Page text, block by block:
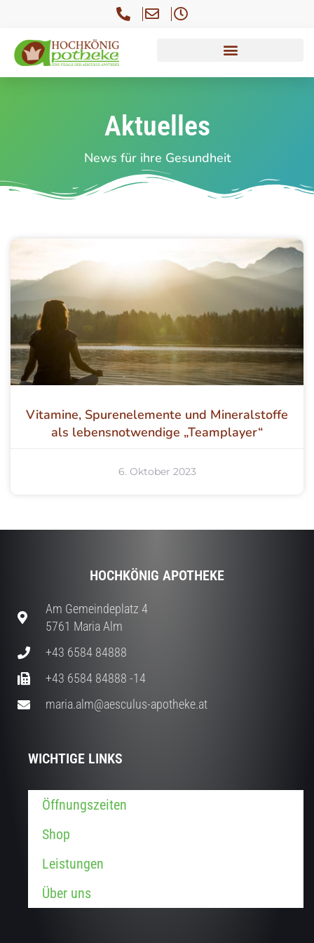
Aktuelles
News für ihre Gesundheit
Vitamine, Spurenelemente und Mineralstoffe
als lebensnotwendige „Teamplayer“
6. Oktober 2023
HOCHKÖNIG APOTHEKE
Am Gemeindeplatz 4
5761 Maria Alm
+43 6584 84888
+43 6584 84888 -14
maria.alm@aesculus-apotheke.at
WICHTIGE LINKS
Öffnungszeiten
Shop
Leistungen
Über uns